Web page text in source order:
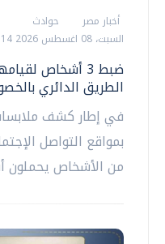
أخبار مصر
حوادث
السبت، 08 اغسطس 2026 10:14 م
ضبط 3 أشخاص
الطريق الدائري
في إطار كشف
بمواقع التواصل
من الأشخاص يحملون